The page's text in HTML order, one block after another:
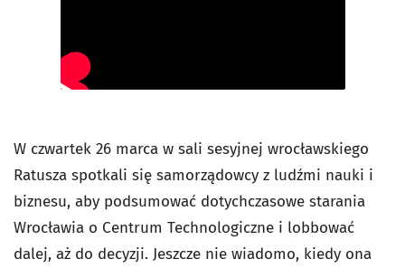
W czwartek 26 marca w sali sesyjnej wrocławskiego
Ratusza spotkali się samorządowcy z ludźmi nauki i
biznesu, aby podsumować dotychczasowe starania
Wrocławia o Centrum Technologiczne i lobbować
dalej, aż do decyzji. Jeszcze nie wiadomo, kiedy ona